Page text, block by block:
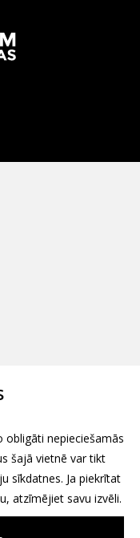
nepieciešamās
šajā vietnē var tikt
sīkdatnes. Ja piekrītat
atzīmējiet savu izvēli.